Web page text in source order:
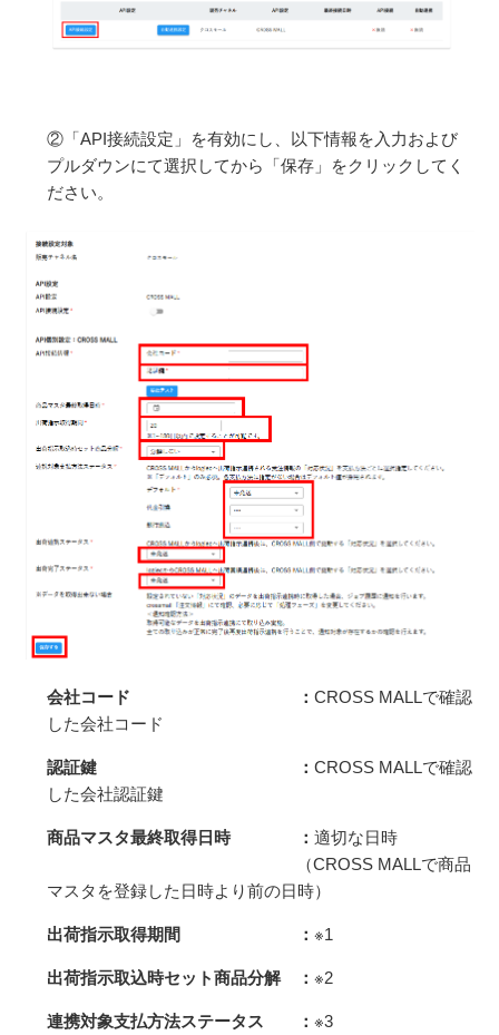
②「API接続設定」を有効にし、以下情報を入力および
プルダウンにて選択してから「保存」をクリックしてく
ださい。
会社コード ：CROSS MALLで確認
した会社コード
認証鍵 ：CROSS MALLで確認
した会社認証鍵
商品マスタ最終取得日時 ：適切な日時
（CROSS MALLで商品
マスタを登録した日時より前の日時）
出荷指示取得期間 ：※1
出荷指示取込時セット商品分解 ：※2
連携対象支払方法ステータス ：※3